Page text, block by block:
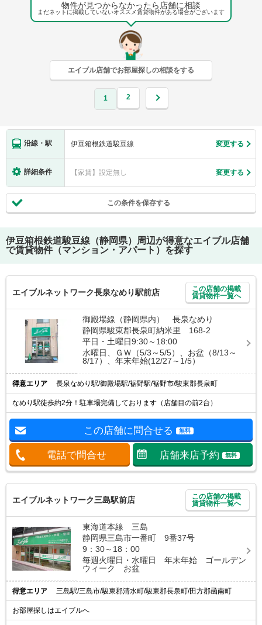
物件が見つからなかったら店舗に相談
まだネットに掲載していないオススメ賃貸物件がある場合がございます
エイブル店舗でお部屋探しの相談をする
1 2
沿線・駅 伊豆箱根鉄道駿豆線 変更する
詳細条件 【家賃】設定無し 変更する
この条件を保存する
伊豆箱根鉄道駿豆線（静岡県）
周辺が得意なエイブル店舗
で賃貸物件（マンション・アパート）を探す
エイブルネットワーク長泉なめり駅前店
この店舗の掲載
賃貸物件一覧へ
御殿場線（静岡県内） 長泉なめり
静岡県駿東郡長泉町納米里 168-2
平日・土曜日9:30～18:00
水曜日、ＧＷ（5/3～5/5）、お盆（8/13～
8/17）、年末年始(12/27～1/5）
得意エリア 長泉なめり駅/御殿場駅/裾野駅/裾野市/駿東郡長泉町
なめり駅徒歩約2分！駐車場完備しております（店舗目の前2台）
この店舗に問合せる 無料
電話で問合せ 店舗来店予約 無料
エイブルネットワーク三島駅前店
この店舗の掲載
賃貸物件一覧へ
東海道本線 三島
静岡県三島市一番町 9番37号
9：30～18：00
毎週火曜日・水曜日 年末年始 ゴールデン
ウィーク お盆
得意エリア 三島駅/三島市/駿東郡清水町/駿東郡長泉町/田方郡函南町
お部屋探しはエイブルへ